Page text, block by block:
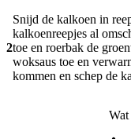
2
Snijd de kalkoen in
kalkoenreepjes al
toe en roerbak de
woksaus toe en
kommen en schep de